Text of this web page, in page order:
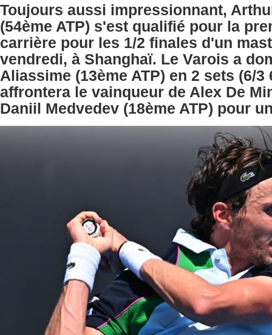
Toujours aussi impressionnant,
(54ème ATP) s'est qualifié pour la
carrière pour les 1/2 finales d'un
vendredi, à Shanghaï. Le Varois a
Aliassime (13ème ATP) en 2 sets (6/3
affrontera le vainqueur de Alex De
Daniil Medvedev (18ème ATP) pour